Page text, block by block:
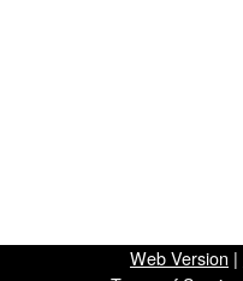
Web Version |